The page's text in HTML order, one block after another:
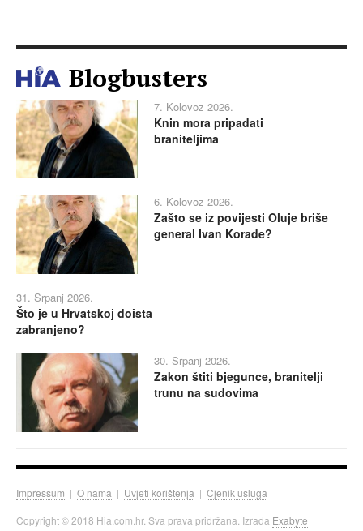
Blogbusters
7. Kolovoz 2026.
Knin mora pripadati
braniteljima
6. Kolovoz 2026.
Zašto se iz povijesti Oluje briše
general Ivan Korade?
31. Srpanj 2026.
Što je u Hrvatskoj doista
zabranjeno?
30. Srpanj 2026.
Zakon štiti bjegunce, branitelji
trunu na sudovima
Impressum | O nama | Uvjeti korištenja | Cjenik usluga
Copyright © 2018 Hia.com.hr. Sva prava pridržana. Izrada Exabyte